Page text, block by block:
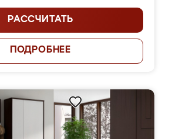
РАССЧИТАТЬ
ПОДРОБНЕЕ